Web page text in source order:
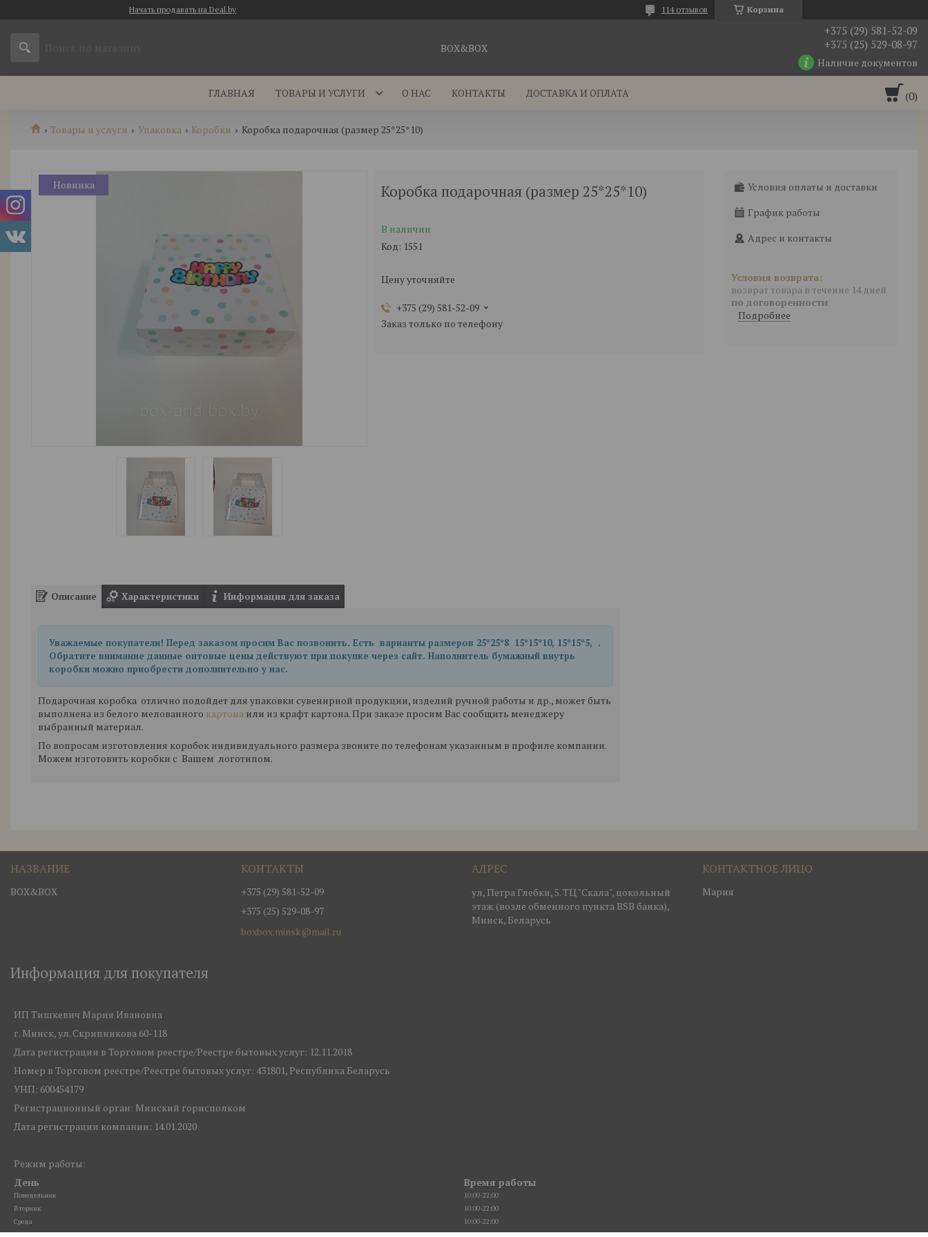
Начать продавать на Deal.by Корзина
114 отзывов
BOX&BOX
+375 (29) 581-52-09
+375 (25) 529-08-97
Наличие документов
ГЛАВНАЯ ТОВАРЫ И УСЛУГИ О НАС КОНТАКТЫ ДОСТАВКА И ОПЛАТА
Товары и услуги Упаковка Коробки Коробка подарочная (размер 25*25*10)
Новинка Коробка подарочная (размер 25*25*10)
В наличии
Код: 1551
Цену уточняйте
+375 (29) 581-52-09
Заказ только по телефону
Условия оплаты и доставки
График работы
Адрес и контакты
возврат товара в течение 14 дней
по договоренности
Подробнее
Описание Характеристики Информация для заказа
Уважаемые покупатели! Перед заказом просим Вас позвонить. Есть варианты размеров 25*25*8 15*15*10, 15*15*5, .
Обратите внимание данные оптовые цены действуют при покупке через сайт. Наполнитель бумажный внутрь
коробки можно приобрести дополнительно у нас.
Подарочная коробка отлично подойдет для упаковки сувенирной продукции, изделий ручной работы и др., может быть
выполнена из белого мелованного картона или из крафт картона. При заказе просим Вас сообщить менеджеру
выбранный материал.
По вопросам изготовления коробок индивидуального размера звоните по телефонам указанным в профиле компании.
Можем изготовить коробки с Вашем логотипом.
BOX&BOX
+375 (29) 581-52-09
+375 (25) 529-08-97
boxbox.minsk@mail.ru
ул, Петра Глебки, 5. ТЦ "Скала", цокольный
этаж (возле обменного пункта BSB банка),
Минск, Беларусь
Мария
Информация для покупателя
ИП Тишкевич Мария Ивановна
г. Минск, ул. Скрипникова 60-118
Дата регистрации в Торговом реестре/Реестре бытовых услуг: 12.11.2018
Номер в Торговом реестре/Реестре бытовых услуг: 431801, Республика Беларусь
УНП: 600454179
Регистрационный орган: Минский горисполком
Дата регистрации компании: 14.01.2020
Режим работы:
День
Время работы
Понедельник
10:00-22:00
Вторник
10:00-22:00
Среда
10:00-22:00
Четверг
10:00-22:00